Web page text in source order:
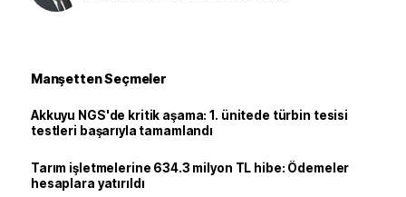
Manşetten Seçmeler
Akkuyu NGS'de kritik aşama: 1. ünitede türbin tesisi
testleri başarıyla tamamlandı
Tarım işletmelerine 634.3 milyon TL hibe: Ödemeler
hesaplara yatırıldı